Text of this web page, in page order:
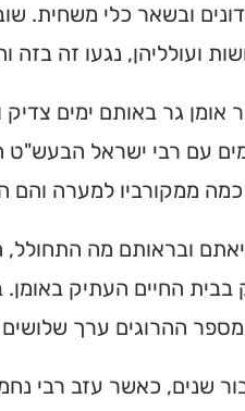
ובשאר כלי משחית.
ועולליהן, נגעו זה
אומן גר באותם ימים
עם רבי ישראל הבעש"ט
ממקורביו למערה והם
ובראותם מה התחולל,
בבית החיים העתיק
ההרוגים ערך
שנים, כאשר עזב רבי